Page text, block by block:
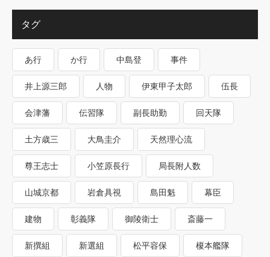
タグ
あ行 か行 中島登 事件
井上源三郎 人物 伊東甲子太郎 伍長
会津藩 伝習隊 副長助勤 回天隊
土方歳三 大鳥圭介 天然理心流
尊王志士 小笠原長行 局長附人数
山城京都 岩倉具視 島田魁 幕臣
建物 彰義隊 御陵衛士 斎藤一
新撰組 新選組 松平容保 榎本艦隊